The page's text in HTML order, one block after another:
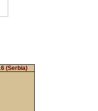
(Serbia)